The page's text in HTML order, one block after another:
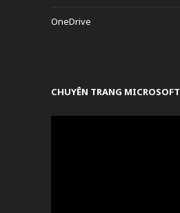
OneDrive
CHUYÊN TRANG MICROSOFT